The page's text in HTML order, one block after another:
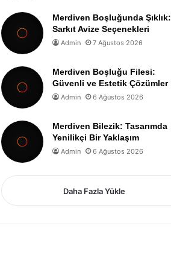
Merdiven Boşluğunda Şıklık:
Sarkıt Avize Seçenekleri
Admin 7 Ağustos 2026
Merdiven Boşluğu Filesi:
Güvenli ve Estetik Çözümler
Admin 6 Ağustos 2026
Merdiven Bilezik: Tasarımda
Yenilikçi Bir Yaklaşım
Admin 6 Ağustos 2026
Daha Fazla Yükle